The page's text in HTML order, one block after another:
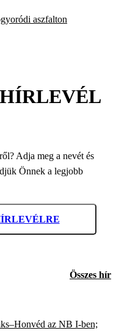
aszfalton
HÍRLEVÉL
Adja meg a nevét és
Önnek a legjobb
Összes hír
az NB I-ben;